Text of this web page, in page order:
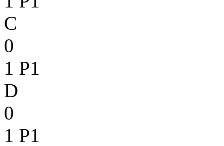
C
0
1 P1
D
0
1 P1